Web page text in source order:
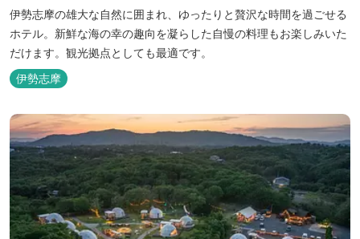
伊勢志摩の雄大な自然に囲まれ、ゆったりと贅沢な時間を過ごせる
ホテル。新鮮な海の幸の趣向を凝らした自慢の料理もお楽しみいた
だけます。観光拠点としても最適です。
伊勢志摩